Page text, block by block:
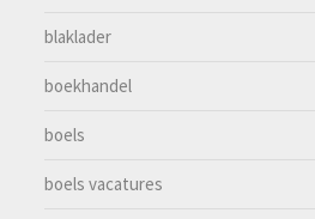
blaklader
boekhandel
boels
boels vacatures